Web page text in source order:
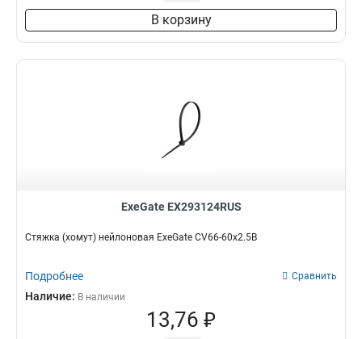
В корзину
ExeGate EX293124RUS
Стяжка (хомут) нейлоновая ExeGate CV66-60x2.5B
Подробнее Сравнить
Наличие: В наличии
13,76 ₽